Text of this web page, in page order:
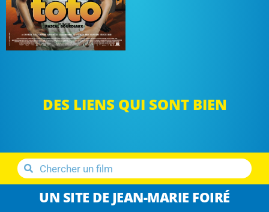
DES LIENS QUI SONT BIEN
UN SITE DE JEAN-MARIE FOIRÉ